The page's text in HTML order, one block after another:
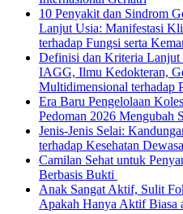
10 Penyakit dan Sindrom
Lanjut Usia: Manifestasi
terhadap Fungsi serta
Definisi dan Kriteria
IAGG, Ilmu Kedokteran,
Multidimensional terhadap
Era Baru Pengelolaan
Pedoman 2026 Mengubah
Jenis-Jenis Selai:
terhadap Kesehatan Dewasa
Camilan Sehat untuk
Berbasis Bukti
Anak Sangat Aktif, Sulit
Apakah Hanya Aktif Biasa